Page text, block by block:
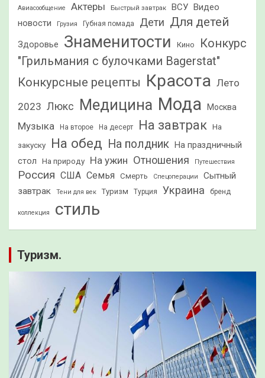
Авиасообщение Актеры Быстрый завтрак ВСУ Видео
новости
Грузия Губная помада Дети Для детей
Здоровье Знаменитости Кино
Конкурс
"Грильмания с булочками Bagerstat"
Конкурсные рецепты Красота Лето
2023 Люкс Медицина Мода Москва
Музыка На второе На десерт На завтрак На
закуску На обед На полдник На праздничный
стол
На природу На ужин Отношения Путешествия
Россия США Семья Смерть Спецоперации
Сытный
завтрак
Тени для век Туризм Турция Украина бренд
коллекция стиль
Туризм.